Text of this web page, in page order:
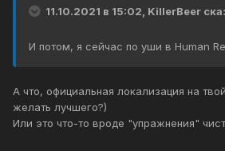
11.10.2021 в 15:02, KillerBeer
И потом, я сейчас по уши в Human
А что, официальная локализация на
желать лучшего?)
Или это что-то вроде "упражнения"